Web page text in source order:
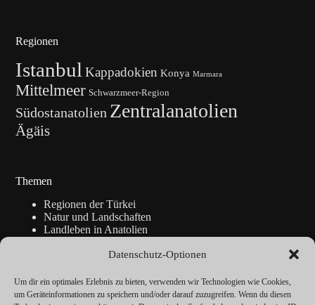
Datenschutz-Optionen
Um dir ein optimales Erlebnis zu bieten, verwenden wir Technologien wie Cookies,
um Geräteinformationen zu speichern und/oder darauf zuzugreifen. Wenn du diesen
Regionen
Istanbul Kappadokien Konya Marmara
Mittelmeer Schwarzmeer-Region
Südostanatolien Zentralanatolien
Ägäis
Themen
Regionen der Türkei
Natur und Landschaften
Landleben in Anatolien
Blickpunkte
Reise-Info